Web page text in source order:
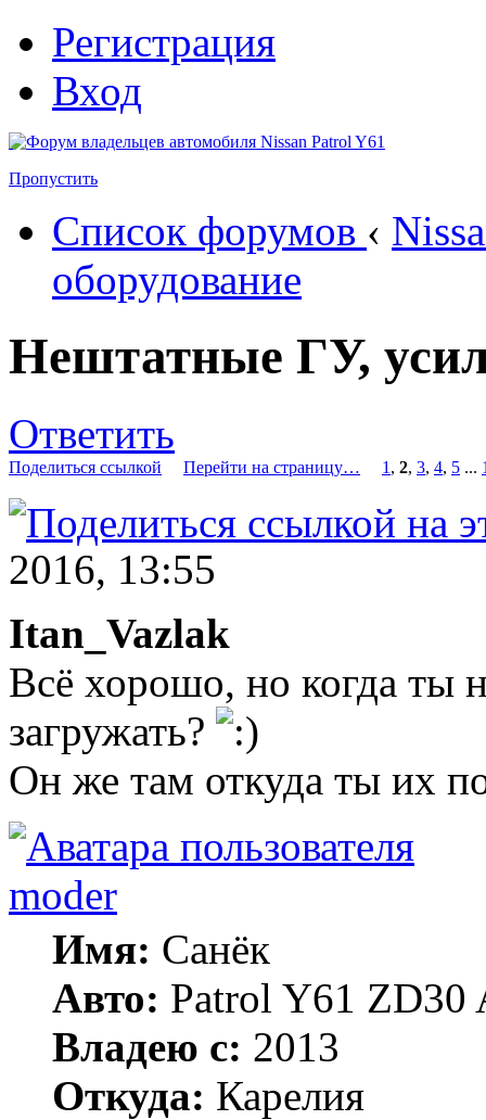
Регистрация
Вход
Пропустить
Список форумов ‹
оборудование
Нештатные ГУ,
Ответить
Поделиться ссылкой Перейти на страницу… 1 , 2, 3, 4, 5 ...
2016, 13:55
Itan_Vazlak
Всё хорошо, но когда ты
загружать?
Он же там откуда ты их
moder
Имя: Санёк
Авто: Patrol Y61 ZD30
Владею с: 2013
Откуда: Карелия